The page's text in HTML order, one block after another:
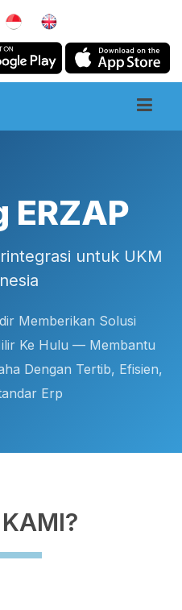
ERZAP
untuk UKM
Memberikan Solusi
Ke Hulu — Membantu
Dengan Tertib, Efisien,
Erp